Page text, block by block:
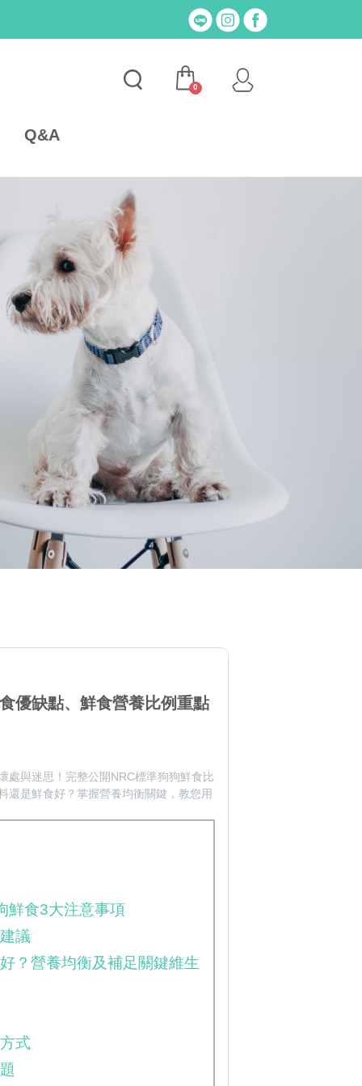
Q&A
0
優缺點、鮮食營養比例重點
處與迷思！完整公開NRC標準狗狗鮮食比
還是鮮食好？掌握營養均衡關鍵，教您用
鮮食3大注意事項
議
？營養均衡及補足關鍵維生
式